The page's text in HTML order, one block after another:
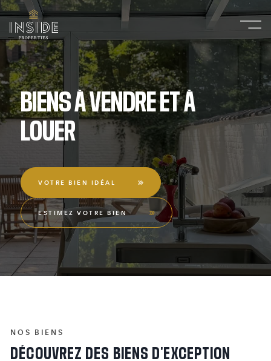
BIENSÀVENDREETÀ
LOUER
VOTRE BIEN IDÉAL
ESTIMEZ VOTRE BIEN
DÉCOUVREZ DES BIENS D'EXCEPTION
NOS BIENS